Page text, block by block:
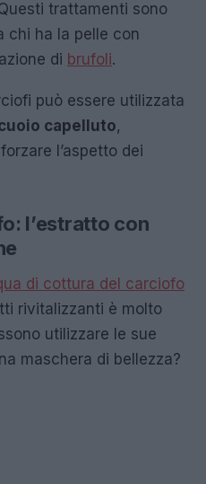
trattamenti sono
chi ha la pelle con
di brufoli.
può essere utilizzata
capelluto,
l’aspetto dei
l’estratto con
di cottura del carciofo
rivitalizzanti è molto
utilizzare le sue
maschera di bellezza?